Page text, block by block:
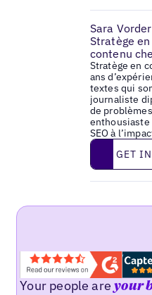
Sara
Stratège
contenu
Stratège en
ans
textes qui
journaliste
de
enthousiaste
SEO à
Get in touch
GET
Your people areyour